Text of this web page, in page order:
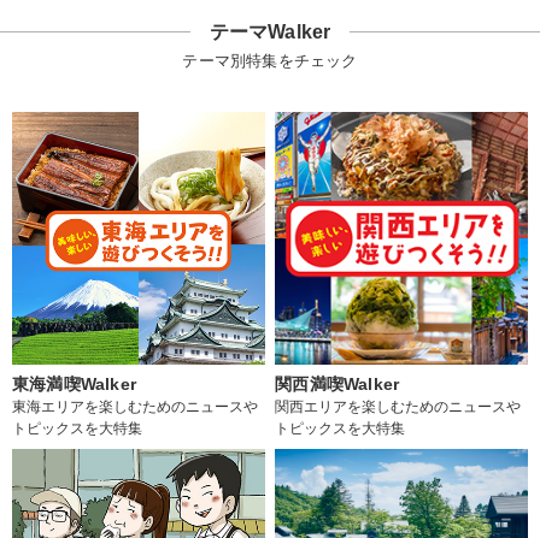
テーマWalker
テーマ別特集をチェック
東海満喫Walker
東海エリアを楽しむためのニュースや
トピックスを大特集
関西満喫Walker
関西エリアを楽しむためのニュースや
トピックスを大特集